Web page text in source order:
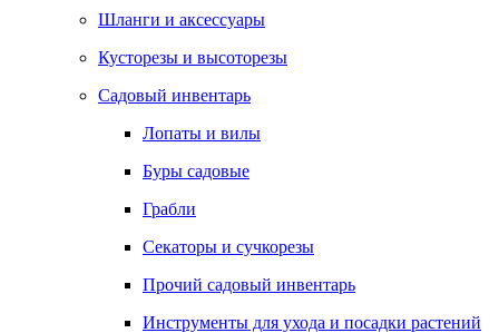
Шланги и аксессуары
Кусторезы и высоторезы
Садовый инвентарь
Лопаты и вилы
Буры садовые
Грабли
Секаторы и сучкорезы
Прочий садовый инвентарь
Инструменты для ухода и посадки растений